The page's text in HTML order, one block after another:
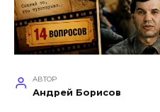
АВТОР
Андрей Борисов